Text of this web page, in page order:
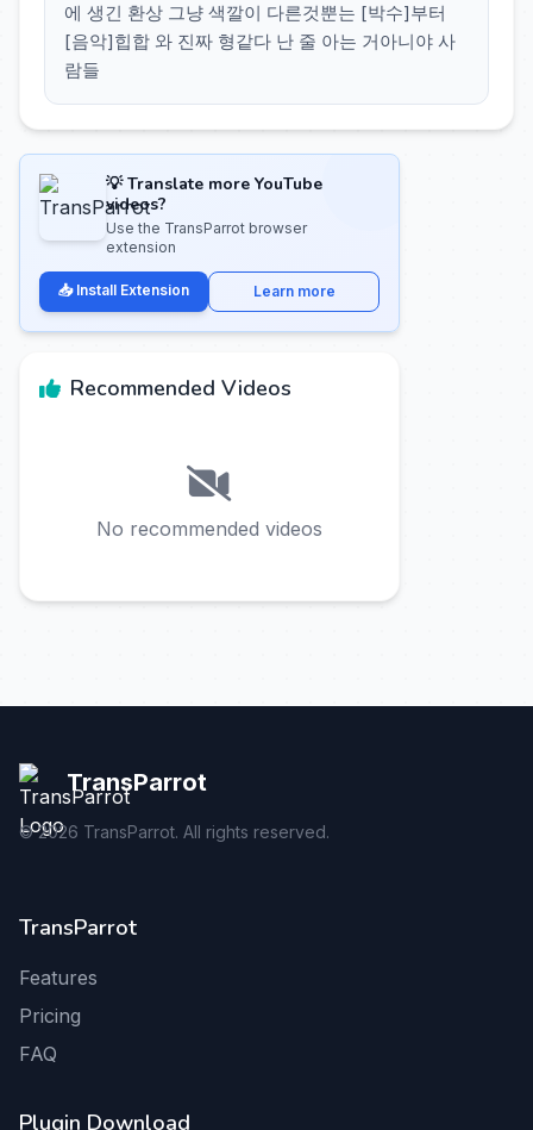
에 생긴 환상 그냥 색깔이 다른것뿐는 [박수]부터
[음악]힙합 와 진짜 형같다 난 줄 아는 거아니야 사
람들
💡 Translate more YouTube
videos?
Use the TransParrot browser
extension
📥 Install Extension Learn more
Recommended Videos
No recommended videos
TransParrot
©2026 TransParrot. All rights reserved.
TransParrot
Features
Pricing
FAQ
Plugin Download